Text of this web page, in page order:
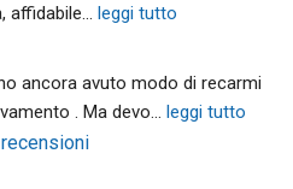
affidabile... leggi tutto
ancora avuto modo di recarmi
. Ma devo... leggi tutto